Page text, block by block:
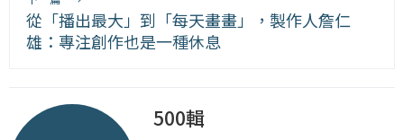
從「播出最大」到「每天畫畫」，製作人詹仁
雄：專注創作也是一種休息
500輯